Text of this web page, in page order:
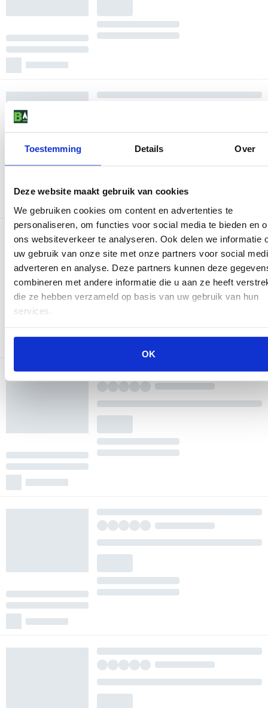
Toestemming Details Over
Deze website maakt gebruik van cookies
We gebruiken cookies om content en advertenties te
personaliseren, om functies voor social media te bieden en
ons websiteverkeer te analyseren. Ook delen we informatie
uw gebruik van onze site met onze partners voor social
adverteren en analyse. Deze partners kunnen deze
combineren met andere informatie die u aan ze heeft
die ze hebben verzameld op basis van uw gebruik van hun
services.
OK